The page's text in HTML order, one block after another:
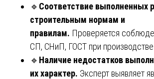
🔹 Соответствие выполненных
строительным нормам и
правилам. Проверяется
СП, СНиП, ГОСТ при производстве
🔹 Наличие недостатков
их характер. Эксперт выявляет